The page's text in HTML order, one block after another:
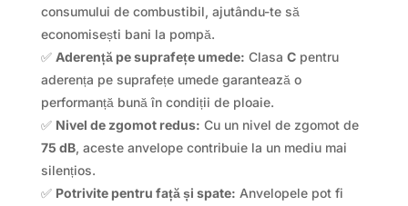
consumului de combustibil, ajutându-te să
economisești bani la pompă.
✅ Aderență pe suprafețe umede: Clasa Cpentru
aderența pe suprafețe umede garantează o
performanță bună în condiții de ploaie.
✅ Nivel de zgomot redus: Cu un nivel de zgomot de
75 dB, aceste anvelope contribuie la un mediu mai
silențios.
✅ Potrivite pentru față și spate: Anvelopele pot fi